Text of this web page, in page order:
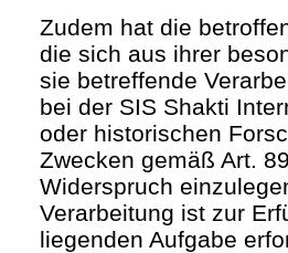
Zudem hat die
die sich aus ihrer
sie betreffende
bei der SIS Shakti
oder historischen
Zwecken gemäß Art.
Widerspruch
Verarbeitung ist zur
liegenden Aufgabe